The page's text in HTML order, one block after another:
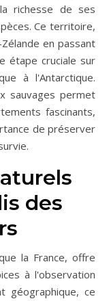
richesse de ses
Ce territoire,
en passant
étape cruciale sur
à l'Antarctique.
sauvages permet
fascinants,
de préserver
des
la France, offre
à l'observation
géographique, ce